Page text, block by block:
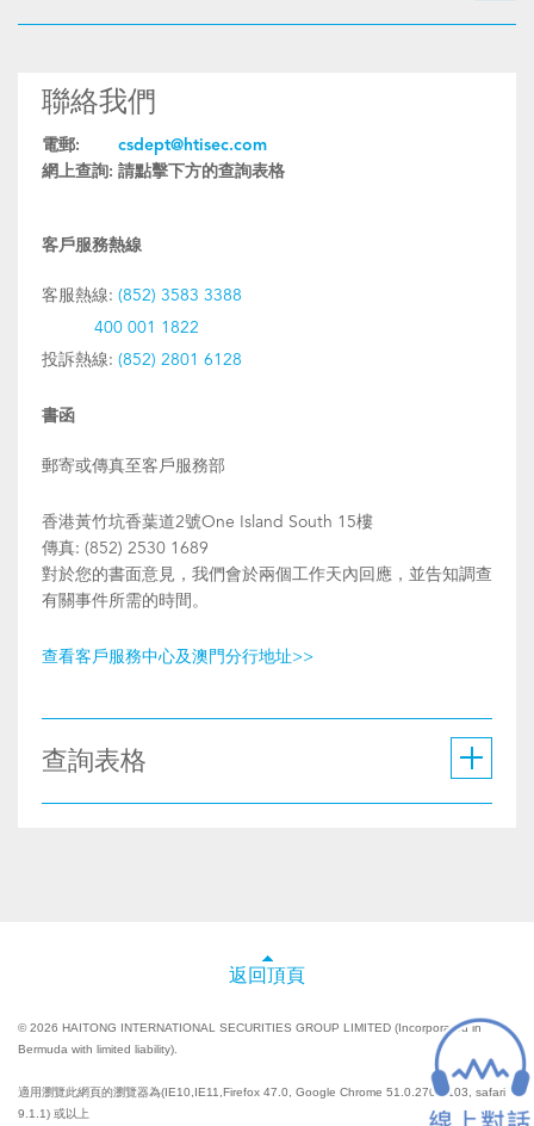
聯絡我們
電郵:
csdept@htisec.com
網上查詢: 請點擊下方的查詢表格
客戶服務熱線
客服熱線: (852) 3583 3388
400 001 1822
投訴熱線: (852) 2801 6128
書函
郵寄或傳真至客戶服務部
香港黃竹坑香葉道2號One Island South 15樓
傳真: (852) 2530 1689
對於您的書面意見，我們會於兩個工作天內回應，並告知調查
有關事件所需的時間。
查看客戶服務中心及澳門分行地址>>
查詢表格
返回頂頁
© 2026 HAITONG INTERNATIONAL SECURITIES GROUP LIMITED (Incorporated in
Bermuda with limited liability).
適用瀏覽此網頁的瀏覽器為(IE10,IE11,Firefox 47.0, Google Chrome 51.0.2704.103, safari
9.1.1) 或以上